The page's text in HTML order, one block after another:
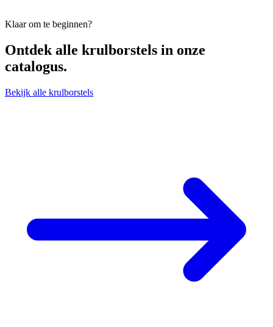
Klaar om te beginnen?
Ontdek alle krulborstels in onze
catalogus.
Bekijk alle krulborstels